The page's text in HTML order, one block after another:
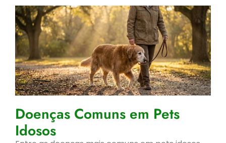
Doenças Comuns em Pets
Idosos